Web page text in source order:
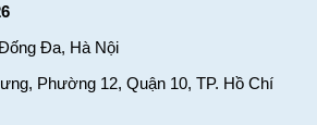
Đa, Hà Nội
Phường 12, Quận 10, TP. Hồ Chí